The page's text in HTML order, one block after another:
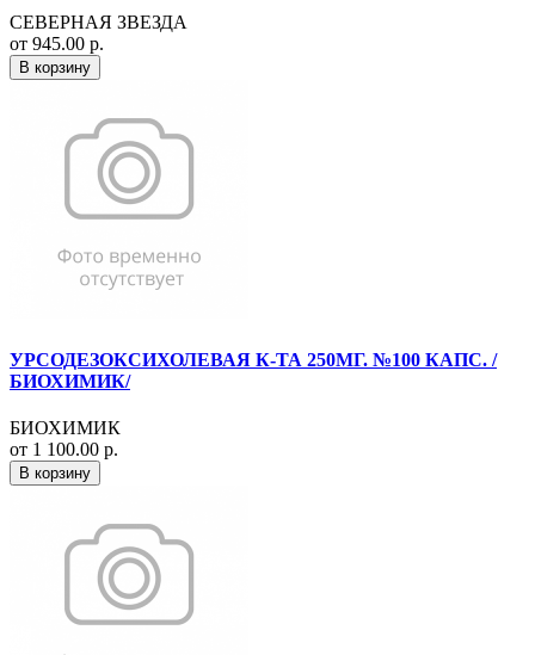
СЕВЕРНАЯ ЗВЕЗДА
от 945.00 р.
В корзину
УРСОДЕЗОКСИХОЛЕВАЯ К-ТА 250МГ. №100 КАПС. /
БИОХИМИК/
БИОХИМИК
от 1 100.00 р.
В корзину